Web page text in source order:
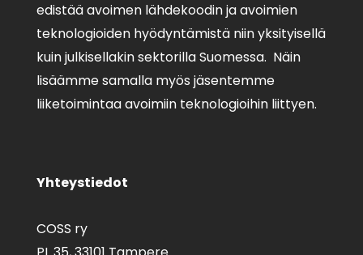
edistää avoimen lähdekoodin ja avoimien
teknologioiden hyödyntämistä niin yksityisellä
kuin julkisellakin sektorilla Suomessa. Näin
lisäämme samalla myös jäsentemme
liiketoimintaa avoimiin teknologioihin liittyen.
Yhteystiedot
COSS ry